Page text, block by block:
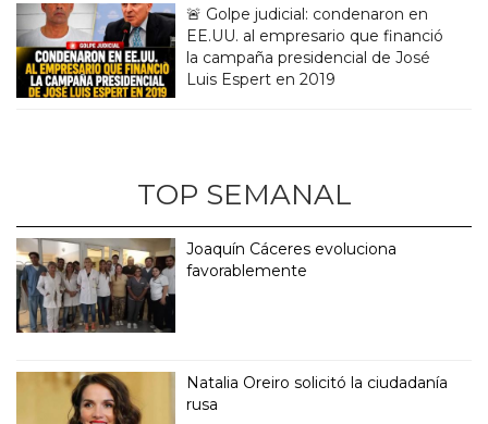
🚨 Golpe judicial: condenaron en
EE.UU. al empresario que financió
la campaña presidencial de José
Luis Espert en 2019
TOP SEMANAL
Joaquín Cáceres evoluciona
favorablemente
Natalia Oreiro solicitó la ciudadanía
rusa